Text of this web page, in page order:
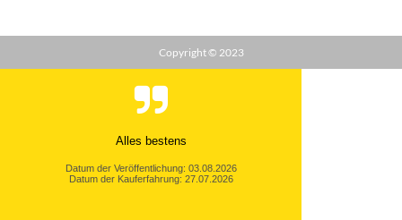
Copyright © 2023
Alles bestens
Datum der Veröffentlichung: 03.08.2026
Datum der Kauferfahrung: 27.07.2026